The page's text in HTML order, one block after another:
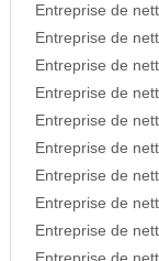
Entreprise de
Entreprise de
Entreprise de
Entreprise de
Entreprise de
Entreprise de
Entreprise de
Entreprise de
Entreprise de